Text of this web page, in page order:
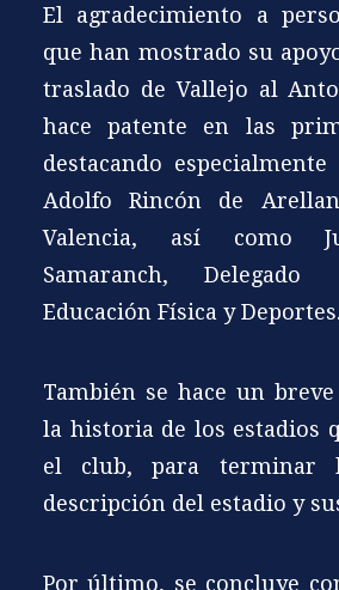
El agradecimiento a
que han mostrado su
traslado de Vallejo al
hace patente en las
destacando
Adolfo Rincón de
Valencia, así como
Samaranch, Delegado
Educación Física y Deportes.
También se hace un
la historia de los estadios
el club, para terminar
descripción del estadio y
Por último, se concluye